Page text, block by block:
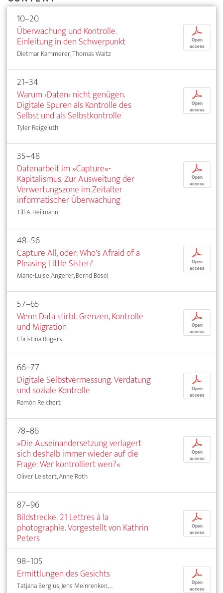
10–20
Überwachung und Kontrolle.
Einleitung in den Schwerpunkt
Dietmar Kammerer, Thomas Waitz
p
Open
access
21–34
Warum ›Daten‹ nicht genügen.
Digitale Spuren als Kontrolle des
Selbst und als Selbstkontrolle
Tyler Reigeluth
p
Open
access
35–48
Datenarbeit im »Capture«-
Kapitalismus. Zur Ausweitung der
Verwertungszone im Zeitalter
informatischer Überwachung
Till A. Heilmann
p
Open
access
48–56
Capture All, oder: Who's Afraid of a
Pleasing Little Sister?
Marie-Luise Angerer, Bernd Bösel
p
Open
access
57–65
Wenn Data stirbt. Grenzen, Kontrolle
und Migration
Christina Rogers
p
Open
access
66–77
Digitale Selbstvermessung. Verdatung
und soziale Kontrolle
Ramón Reichert
p
Open
access
78–86
»Die Auseinandersetzung verlagert
sich deshalb immer wieder auf die
Frage: Wer kontrolliert wen?«
Oliver Leistert, Anne Roth
p
Open
access
87–96
Bildstrecke: 21 Lettres à la
photographie. Vorgestellt von Kathrin
Peters
p
Open
access
98–105
Ermittlungen des Gesichts
Tatjana Bergius, Jens Meinrenken, ...
p
Open
access